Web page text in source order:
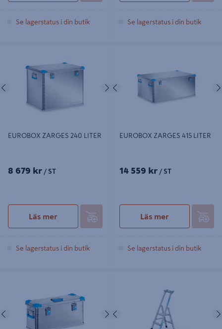
Se lagerstatus i din butik Se lagerstatus i din butik
Föregående Nästa
EUROBOX ZARGES 240 LITER
8 679 kr / ST
Läs mer
Se lagerstatus i din butik
Föregående
EUROBOX ZARGES 415 LITER
14 559 kr / ST
Läs mer
Se lagerstatus i din butik
Föregående NästaFöregående